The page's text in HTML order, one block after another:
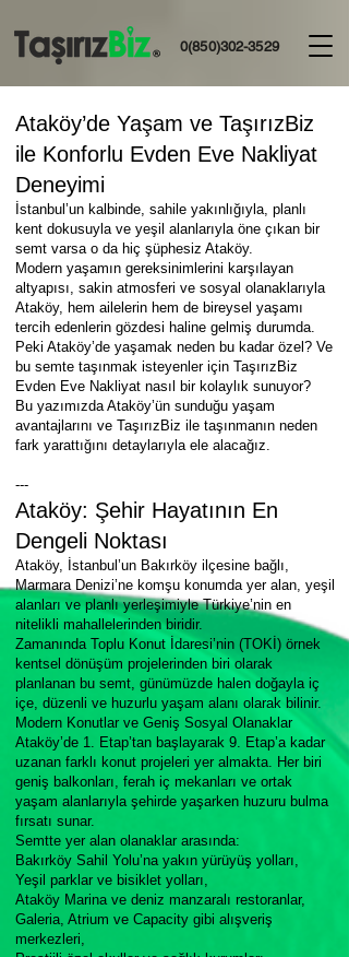
0(850)302-3529
Ataköy’de Yaşam ve TaşırızBiz
ile Konforlu Evden Eve Nakliyat
Deneyimi
İstanbul’un kalbinde, sahile yakınlığıyla, planlı
kent dokusuyla ve yeşil alanlarıyla öne çıkan bir
semt varsa o da hiç şüphesiz Ataköy.
Modern yaşamın gereksinimlerini karşılayan
altyapısı, sakin atmosferi ve sosyal olanaklarıyla
Ataköy, hem ailelerin hem de bireysel yaşamı
tercih edenlerin gözdesi haline gelmiş durumda.
Peki Ataköy’de yaşamak neden bu kadar özel? Ve
bu semte taşınmak isteyenler için TaşırızBiz
Evden Eve Nakliyat nasıl bir kolaylık sunuyor?
Bu yazımızda Ataköy’ün sunduğu yaşam
avantajlarını ve TaşırızBiz ile taşınmanın neden
fark yarattığını detaylarıyla ele alacağız.
---
Ataköy: Şehir Hayatının En
Dengeli Noktası
Ataköy, İstanbul’un Bakırköy ilçesine bağlı,
Marmara Denizi’ne komşu konumda yer alan, yeşil
alanları ve planlı yerleşimiyle Türkiye’nin en
nitelikli mahallelerinden biridir.
Zamanında Toplu Konut İdaresi’nin (TOKİ) örnek
kentsel dönüşüm projelerinden biri olarak
planlanan bu semt, günümüzde halen doğayla iç
içe, düzenli ve huzurlu yaşam alanı olarak bilinir.
Modern Konutlar ve Geniş Sosyal Olanaklar
Ataköy’de 1. Etap’tan başlayarak 9. Etap’a kadar
uzanan farklı konut projeleri yer almakta. Her biri
geniş balkonları, ferah iç mekanları ve ortak
yaşam alanlarıyla şehirde yaşarken huzuru bulma
fırsatı sunar.
Semtte yer alan olanaklar arasında:
Bakırköy Sahil Yolu’na yakın yürüyüş yolları,
Yeşil parklar ve bisiklet yolları,
Ataköy Marina ve deniz manzaralı restoranlar,
Galeria, Atrium ve Capacity gibi alışveriş
merkezleri,